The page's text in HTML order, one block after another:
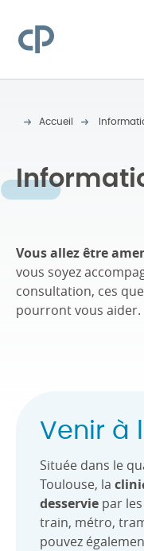
Clinique Pasteur
Accueil
Vous allez être
vous soyez
consultation, ces
pourront vous aider.
Venir à
Située dans le
Toulouse, la
desservie par
train, métro,
pouvez